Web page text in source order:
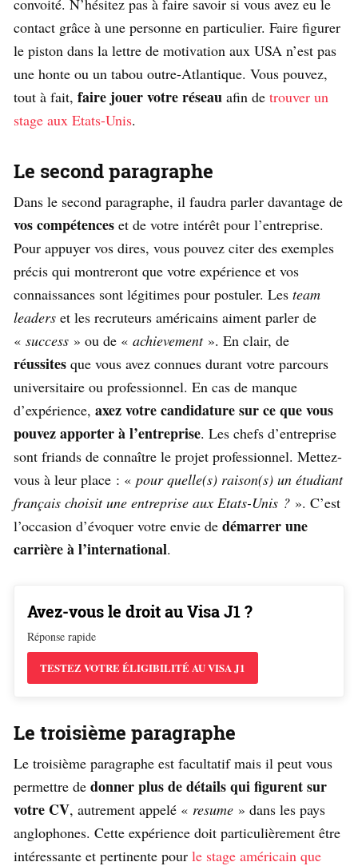
contact grâce à une personne en particulier. Faire figurer
le piston dans la lettre de motivation aux USA n’est pas
une honte ou un tabou outre-Atlantique. Vous pouvez,
tout à fait, faire jouer votre réseau afin de trouver un
stage aux Etats-Unis.
Le second paragraphe
Dans le second paragraphe, il faudra parler davantage de
vos compétences et de votre intérêt pour l’entreprise.
Pour appuyer vos dires, vous pouvez citer des exemples
précis qui montreront que votre expérience et vos
connaissances sont légitimes pour postuler. Les team
leaders et les recruteurs américains aiment parler de
« success » ou de « achievement ». En clair, de
réussites que vous avez connues durant votre parcours
universitaire ou professionnel. En cas de manque
d’expérience, axez votre candidature sur ce que vous
pouvez apporter à l’entreprise. Les chefs d’entreprise
sont friands de connaître le projet professionnel. Mettez-
vous à leur place : « pour quelle(s) raison(s) un étudiant
français choisit une entreprise aux Etats-Unis ? ». C’est
l’occasion d’évoquer votre envie de démarrer une
carrière à l’international.
Avez-vous le droit au Visa J1 ?
Réponse rapide
TESTEZ VOTRE ÉLIGIBILITÉ AU VISA J1
Le troisième paragraphe
Le troisième paragraphe est facultatif mais il peut vous
permettre de donner plus de détails qui figurent sur
votre CV, autrement appelé « resume » dans les pays
anglophones. Cette expérience doit particulièrement être
intéressante et pertinente pour le stage américain que